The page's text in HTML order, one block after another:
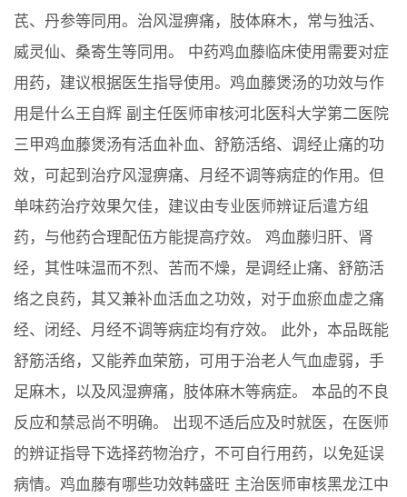
芪、丹参等同用。治风湿痹痛，肢体麻木，常与独活、
威灵仙、桑寄生等同用。 中药鸡血藤临床使用需要对症
用药，建议根据医生指导使用。鸡血藤煲汤的功效与作
用是什么王自辉 副主任医师审核河北医科大学第二医院
三甲鸡血藤煲汤有活血补血、舒筋活络、调经止痛的功
效，可起到治疗风湿痹痛、月经不调等病症的作用。但
单味药治疗效果欠佳，建议由专业医师辨证后遣方组
药，与他药合理配伍方能提高疗效。 鸡血藤归肝、肾
经，其性味温而不烈、苦而不燥，是调经止痛、舒筋活
络之良药，其又兼补血活血之功效，对于血瘀血虚之痛
经、闭经、月经不调等病症均有疗效。 此外，本品既能
舒筋活络，又能养血荣筋，可用于治老人气血虚弱，手
足麻木，以及风湿痹痛，肢体麻木等病症。 本品的不良
反应和禁忌尚不明确。 出现不适后应及时就医，在医师
的辨证指导下选择药物治疗，不可自行用药，以免延误
病情。鸡血藤有哪些功效韩盛旺 主治医师审核黑龙江中